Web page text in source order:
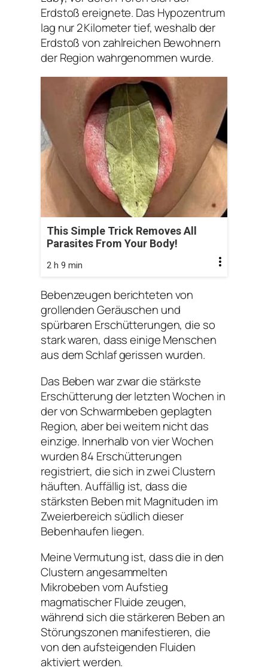
Erdstoß ereignete. Das Hypozentrum
lag nur 2 Kilometer tief, weshalb der
Erdstoß von zahlreichen Bewohnern
der Region wahrgenommen wurde.
This Simple Trick Removes All
Parasites From Your Body!
2 h 9 min
Bebenzeugen berichteten von
grollenden Geräuschen und
spürbaren Erschütterungen, die so
stark waren, dass einige Menschen
aus dem Schlaf gerissen wurden.
Das Beben war zwar die stärkste
Erschütterung der letzten Wochen in
der von Schwarmbeben geplagten
Region, aber bei weitem nicht das
einzige. Innerhalb von vier Wochen
wurden 84 Erschütterungen
registriert, die sich in zwei Clustern
häuften. Auffällig ist, dass die
stärksten Beben mit Magnituden im
Zweierbereich südlich dieser
Bebenhaufen liegen.
Meine Vermutung ist, dass die in den
Clustern angesammelten
Mikrobeben vom Aufstieg
magmatischer Fluide zeugen,
während sich die stärkeren Beben an
Störungszonen manifestieren, die
von den aufsteigenden Fluiden
aktiviert werden.